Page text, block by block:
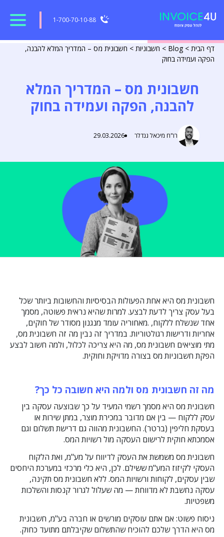
1-700-70-10-88
דף הבית >
Blog
> חשבוניות > חשבונית מס – המדריך המלא להבנה,
הפקה ועמידה בחוק
חשבונית מס – המדריך המלא
להבנה, הפקה ועמידה בחוק
רו"ח מיכאל גנדלר 29.03.2026
חשבונית מס היא אחת הפעולות הבסיסיות והחשובות ביותר שכל
בעל עסק צריך לדעת לבצע. למרות שהיא נראית פשוטה, מסמך
אחד שנשלח ללקוח, .מאחוריה עומד מנגנון מסודר של חוקים,
אחריות ודרישות רגולטוריות. במדריך זה נבין מה זה חשבונית מס,
מתי מוציאים חשבונית מס, מה היא צריכה לכלול, ולמה חשוב לבצע
הפקת חשבוניות מס בצורה מדויקת וחוקית.
מה זה חשבונית מס ולמה היא חשובה כל כך?
חשבונית מס היא מסמך רשמי המעיד על כך שבוצעה עסקה בין
עסק ללקוח — בין אם מדובר במכירת מוצר, במתן שירות או
בעסקת חליפין (ברטר). החשבונית מהווה גם דרישת תשלום וגם
אסמכתא חוקית לרישום העסקה מול רשויות המס.
חשבונית מס משמשת את העסק לדיווח על מע"מ, ואת הלקוח
העסקי לקיזוז המע"מ ששילם. לכן, היא כלי מרכזי במערכת היחסים
שבין עסקים, לקוחות ורשויות המס. ללא חשבונית מס תקינה,
עסקה נחשבת לא מדווחת — מה שעלול לגרור קנסות והשלכות
משפטיות.
ניסוח פשוט: אם אתם עוסקים מורשים או חברה בע"מ, חשבונית
מס היא הדרך שלכם להוכיח שהתשלום שקיבלתם מתועד כחוק.